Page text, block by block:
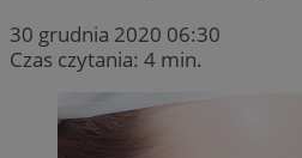
30 grudnia 2020 06:30
Czas czytania: 4 min.